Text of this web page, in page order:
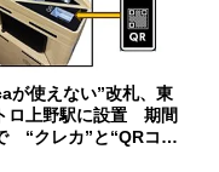
が使えない”改札、東
ロ上野駅に設置 期間
“クレカ”と“QRコー